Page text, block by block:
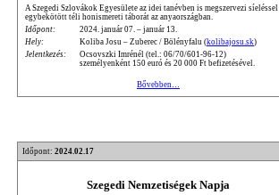
A Szegedi Szlovákok Egyesülete az idei tanévben is megszervezi síeléssel
egybekötött téli honismereti táborát az anyaországban.
Időpont:
2024. január 07. – január 13.
Hely:
Koliba Josu – Zuberec / Bölényfalu (kolibajosu.sk)
Jelentkezés:
Ocsovszki Imrénél (tel.: 06/70/601-96-12)
személyenként 150 euró és 20 000 Ft befizetésével.
Bővebben…
Időpont: 2024.02.17
Szegedi Nemzetiségek Napja